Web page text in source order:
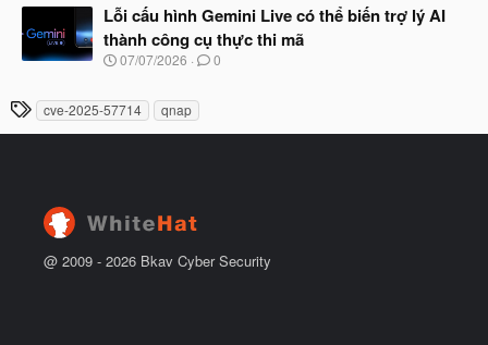
đ
ầ
u
à
b
ắ
đ
ầ
u
Lỗi cấu hình Gemini Live có thể biến trợ lý AI
thành công cụ thực thi mã
N
y
u
07/07/2026 0
T
h
cve-2025-57714 qnap
@ 2009 - 2026 Bkav Cyber Security